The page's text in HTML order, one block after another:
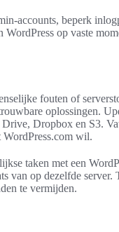
accounts, beperk
op vaste
fouten of
oplossingen.
Dropbox en S3.
wil.
taken met een
van op dezelfde server.
te vermijden.